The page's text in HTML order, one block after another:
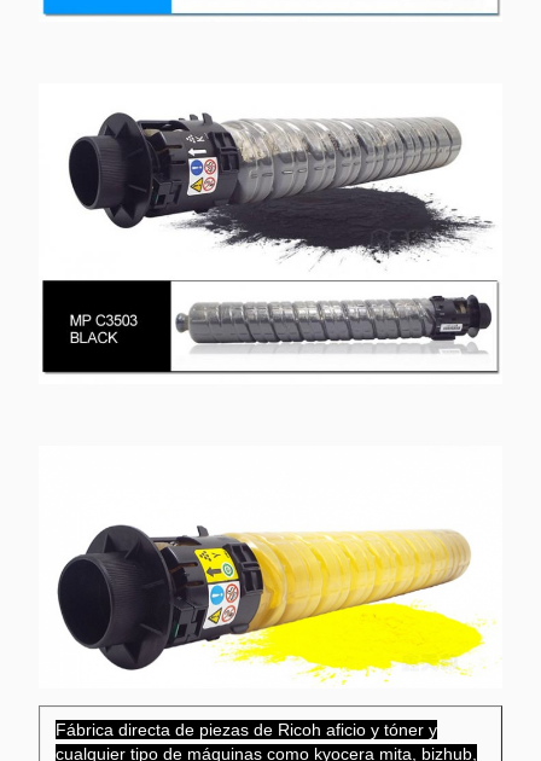
Fábrica directa de piezas de Ricoh aficio y tóner y
cualquier tipo de máquinas como kyocera mita, bizhub,